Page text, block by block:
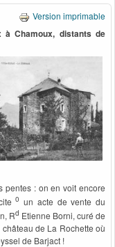
Version imprimable
Chamoux, distants de
pentes : on en voit encore
0 un acte de vente du
Rd Etienne Borni, curé de
de La Rochette où
de Barjact !